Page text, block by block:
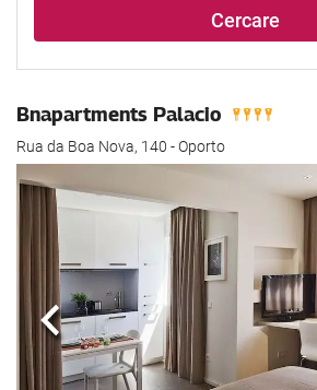
Cercare
Bnapartments Palacio
Rua da Boa Nova, 140 - Oporto
Anteriore